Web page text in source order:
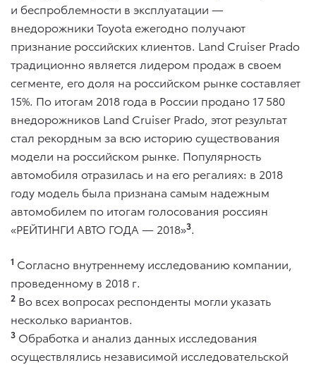
и беспроблемности в эксплуатации —
внедорожники Toyota ежегодно получают
признание российских клиентов. Land Cruiser Prado
традиционно является лидером продаж в своем
сегменте, его доля на российском рынке составляет
15%. По итогам 2018 года в России продано 17 580
внедорожников Land Cruiser Prado, этот результат
стал рекордным за всю историю существования
модели на российском рынке. Популярность
автомобиля отразилась и на его регалиях: в 2018
году модель была признана самым надежным
автомобилем по итогам голосования россиян
«РЕЙТИНГИ АВТО ГОДА — 2018»3.
1 Согласно внутреннему исследованию компании,
проведенному в 2018 г.
2 Во всех вопросах респонденты могли указать
несколько вариантов.
3 Обработка и анализ данных исследования
осуществлялись независимой исследовательской